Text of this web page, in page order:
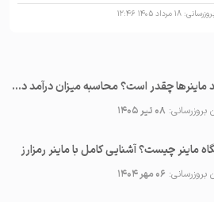
۱۸ مرداد ۱۴۰۵ ۱۲:۴۶
درآمد ماینرها چقدر است؟ محاسبه میزان درآمد دستگاه ماینینگ ارزهای دیجیتال
بروزرسانی:۰۸ تیر ۱۴۰۵
ماینر چیست؟ آشنایی کامل با ماینر رمزارز
بروزرسانی: ۰۶ مهر ۱۴۰۴